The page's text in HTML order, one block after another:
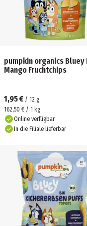
pumpkin organics Bluey
Mango Fruchtchips
1,95 € / 12 g
162,50 € / 1 kg
Online verfügbar
In die Filiale lieferbar